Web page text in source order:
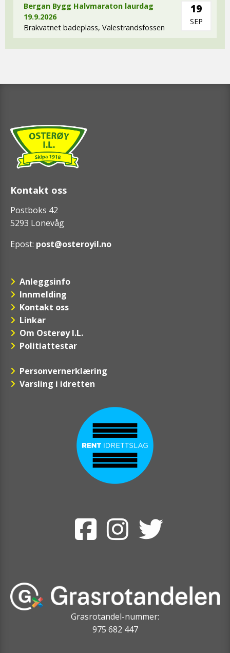
Bergan Bygg Halvmaraton laurdag
19.9.2026
Brakvatnet badeplass, Valestrandsfossen
19
SEP
Kontakt oss
Postboks 42
5293 Lonevåg
Epost: post@osteroyil.no
Anleggsinfo
Innmelding
Kontakt oss
Linkar
Om Osterøy I.L.
Politiattestar
Personvernerklæring
Varsling i idretten
Grasrotandel-nummer:
975 682 447